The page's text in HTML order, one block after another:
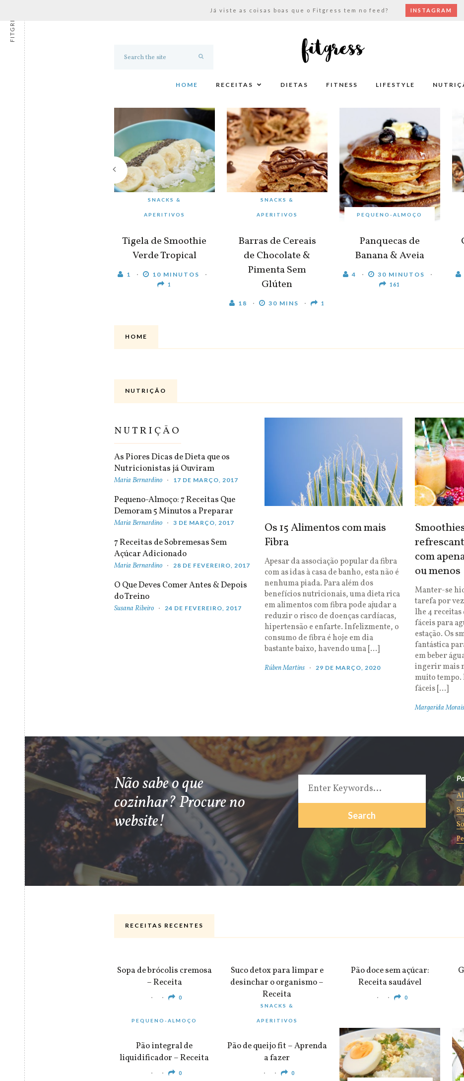
HOME RECEITAS DIETAS FITNESS LIFESTYLE
SNACKS &
APERITIVOS
Tigela de Smoothie
Verde Tropical
1 10 MINUTOS
1
SNACKS &
APERITIVOS
Barras de Cereais
de Chocolate &
Pimenta Sem
Glúten
18 30 MINS 1
PEQUENO-ALMOÇO
Panquecas de
Banana & Aveia
4 30 MINUTOS
161
HOME
NUTRIÇÃO
NUTRIÇÃO
As Piores Dicas de Dieta que os
Nutricionistas já Ouviram
Maria Bernardino 17 DE MARÇO, 2017
Pequeno-Almoço: 7 Receitas Que
Demoram 5 Minutos a Preparar
Maria Bernardino 3 DE MARÇO, 2017
7 Receitas de Sobremesas Sem
Açúcar Adicionado
Maria Bernardino 28 DE FEVEREIRO, 2017
O Que Deves Comer Antes & Depois
do Treino
Susana Ribeiro 24 DE FEVEREIRO, 2017
Os 15 Alimentos com mais
Fibra
Apesar da associação popular da fibra
com as idas à casa de banho, esta não é
nenhuma piada. Para além dos
benefícios nutricionais, uma dieta rica
em alimentos com fibra pode ajudar a
reduzir o risco de doenças cardíacas,
hipertensão e enfarte. Infelizmente, o
consumo de fibra é hoje em dia
bastante baixo, havendo uma […]
Rúben Martins 29 DE MARÇO, 2020
com
ou menos
Manter-se
tarefa por
lhe 4
fáceis para
estação. Os
fantástica
em beber
ingerir mais
muito tempo.
fáceis […]
Margarida Morais
Não sabe o que
cozinhar? Procure no
website!
RECEITAS RECENTES
Sopa de brócolis cremosa
– Receita
0
Suco detox para limpar e
desinchar o organismo –
Receita
0
Pão doce sem açúcar:
Receita saudável
0
PEQUENO-ALMOÇO
Pão integral de
liquidificador – Receita
0
SNACKS &
APERITIVOS
Pão de queijo fit – Aprenda
a fazer
0
FITGRESS Já viste as coisas boas que o Fitgress tem no feed? INSTAGRAM